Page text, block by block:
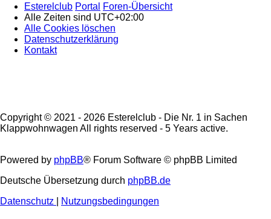
Esterelclub Portal
Foren-Übersicht
Alle Zeiten sind UTC+02:00
Alle Cookies löschen
Datenschutzerklärung
Kontakt
Copyright © 2021 - 2026 Esterelclub - Die Nr. 1 in Sachen
Klappwohnwagen All rights reserved - 5 Years active.
Powered by phpBB® Forum Software © phpBB Limited
Deutsche Übersetzung durch phpBB.de
Datenschutz
Nutzungsbedingungen